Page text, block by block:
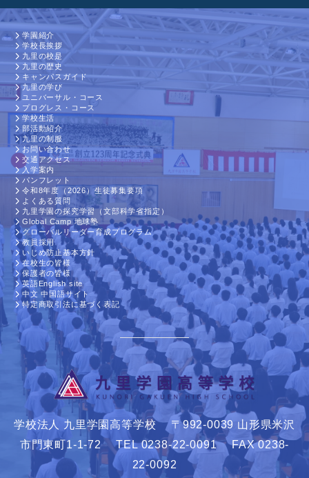
学園紹介
学校長挨拶
九里の校是
九里の歴史
キャンパスガイド
九里の学び
ユニバーサル・コース
プログレス・コース
学校生活
部活動紹介
九里の制服
お問い合わせ
交通アクセス
入学案内
パンフレット
令和8年度（2026）生徒募集要項
よくある質問
九里学園の探究学習（文部科学省指定）
Global Camp 地球塾
グローバルリーダー育成プログラム
教員採用
いじめ防止基本方針
在校生の皆様
保護者の皆様
英語English site
中文 中国語サイト
特定商取引法に基づく表記
学校法人 九里学園高等学校 〒992-0039 山形県米沢
市門東町1-1-72 TEL 0238-22-0091 FAX 0238-
22-0092